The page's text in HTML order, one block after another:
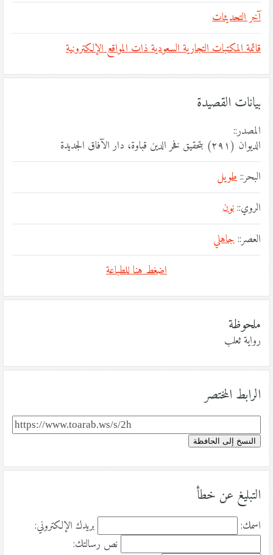
آخر التحديثات
قائمة المكتبات التجارية السعودية ذات المواقع الإلكترونية
بيانات القصيدة
المصدر::
الديوان (٢٩١) بتحقيق فخر الدين قباوة، دار الآفاق الجديدة
البحر::طويل
الروي::نون
العصر::جاهلي
اضغط هنا للطباعة
ملحوظة
رواية ثعلب
الرابط المختصر
النسخ إلى الحافظة
التبليغ عن خطأ
اسمك:
بريدك الإلكتروني:
نص رسالتك: